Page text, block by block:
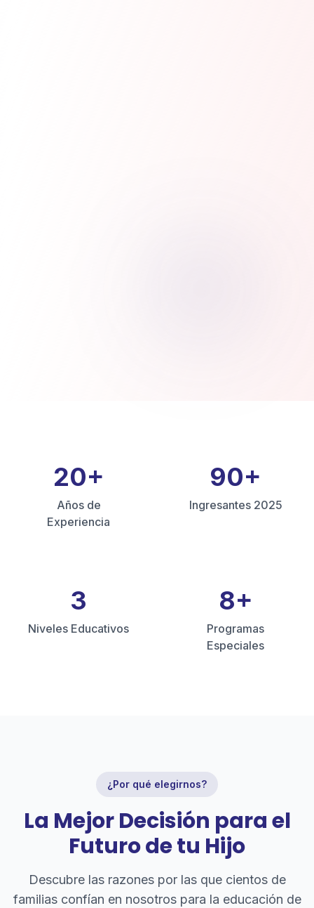
20+
Años de
Experiencia
90+
Ingresantes 2025
3
Niveles Educativos
8+
Programas
Especiales
¿Por qué elegirnos?
La Mejor Decisión para el
Futuro de tu Hijo
Descubre las razones por las que cientos de
familias confían en nosotros para la educación de